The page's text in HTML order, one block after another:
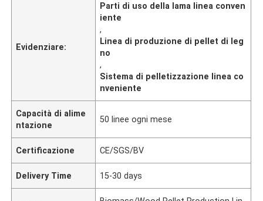
Evidenziare:
Parti di uso della lama linea conven
iente
,
Linea di produzione di pellet di leg
no
,
Sistema di pelletizzazione linea co
nveniente
Capacità di alime
ntazione
50 linee ogni mese
Certificazione CE/SGS/BV
Delivery Time 15-30 days